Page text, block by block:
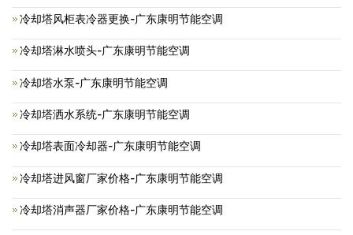
冷却塔风柜表冷器更换-广东康明节能空调
冷却塔淋水喷头-广东康明节能空调
冷却塔水泵-广东康明节能空调
冷却塔洒水系统-广东康明节能空调
冷却塔表面冷却器-广东康明节能空调
冷却塔进风窗厂家价格-广东康明节能空调
冷却塔消声器厂家价格-广东康明节能空调